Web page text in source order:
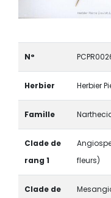
N°
Herbier Herbier
Famille
Clade de
rang 1
fleurs)
Clade de